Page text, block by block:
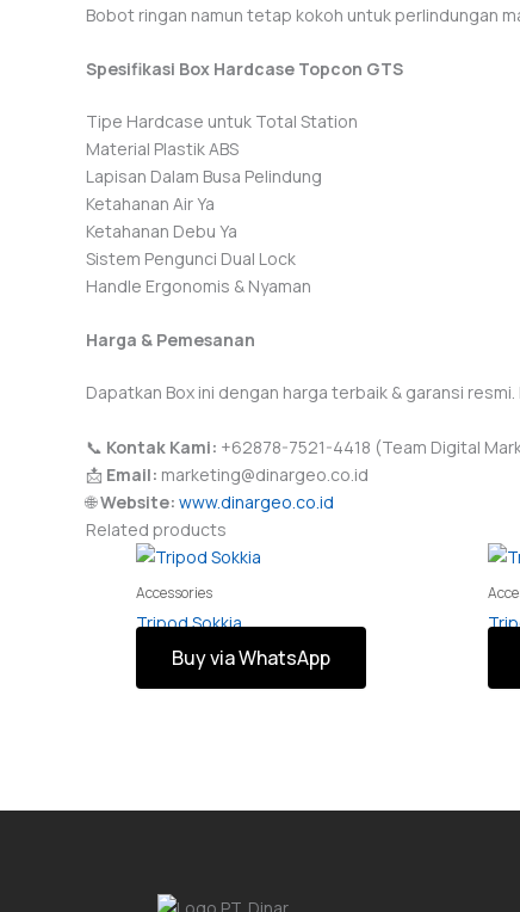
Bobot ringan namun tetap kokoh untuk perlindungan
Spesifikasi Box Hardcase Topcon GTS
Tipe Hardcase untuk Total Station
Material Plastik ABS
Lapisan Dalam Busa Pelindung
Ketahanan Air Ya
Ketahanan Debu Ya
Sistem Pengunci Dual Lock
Handle Ergonomis & Nyaman
Harga & Pemesanan
Dapatkan Box ini dengan harga terbaik & garansi
📞 Kontak Kami: +62878-7521-4418 (Team Digital
📩 Email: marketing@dinargeo.co.id
🌐Website: www.dinargeo.co.id
Related products
Accessories
Tripod Sokkia
Buy via WhatsApp